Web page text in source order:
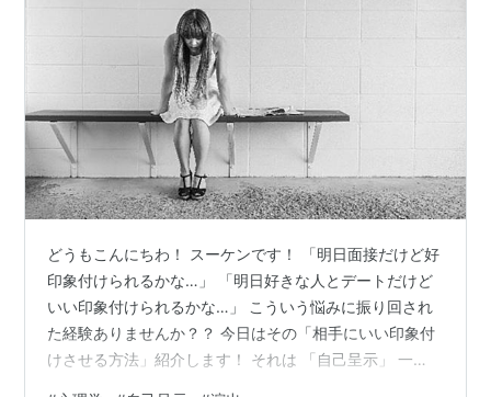
どうもこんにちわ！ スーケンです！ 「明日面接だけど好
印象付けられるかな…」 「明日好きな人とデートだけど
いい印象付けられるかな…」 こういう悩みに振り回され
た経験ありませんか？？ 今日はその「相手にいい印象付
けさせる方法」紹介します！ それは 「自己呈示」 一